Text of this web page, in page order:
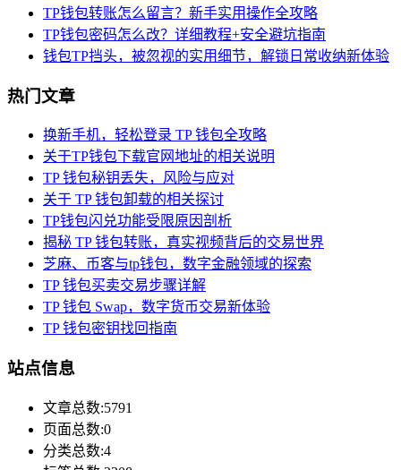
TP钱包转账怎么留言？新手实用操作全攻略
TP钱包密码怎么改？详细教程+安全避坑指南
钱包TP挡头，被忽视的实用细节，解锁日常收纳新体验
热门文章
换新手机，轻松登录 TP 钱包全攻略
关于TP钱包下载官网地址的相关说明
TP 钱包秘钥丢失，风险与应对
关于 TP 钱包卸载的相关探讨
TP钱包闪兑功能受限原因剖析
揭秘 TP 钱包转账，真实视频背后的交易世界
芝麻、币客与tp钱包，数字金融领域的探索
TP 钱包买卖交易步骤详解
TP 钱包 Swap，数字货币交易新体验
TP 钱包密钥找回指南
站点信息
文章总数:5791
页面总数:0
分类总数:4